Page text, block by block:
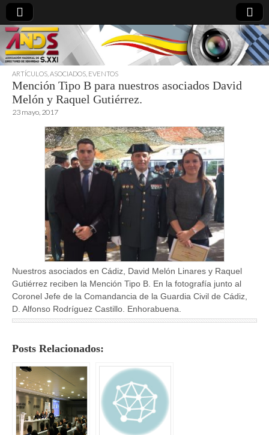
directoresdeseguridad.es
ARTÍCULOS ASOCIADOS EVENTOS
Mención Tipo B para nuestros asociados David
Melón y Raquel Gutiérrez.
23 mayo, 2017
Nuestros asociados en Cádiz, David Melón Linares y Raquel
Gutiérrez reciben la Mención Tipo B. En la fotografía junto al
Coronel Jefe de la Comandancia de la Guardia Civil de Cádiz,
D. Alfonso Rodríguez Castillo. Enhorabuena.
Posts Relacionados: